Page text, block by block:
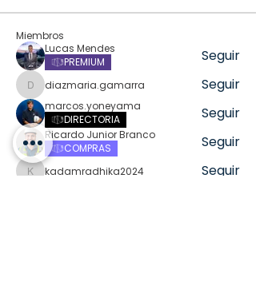
Miembros
Lucas Mendes
PREMIUM
Seguir
diazmaria.gamarra
diazmaria.gamarra Seguir
marcos.yoneyama
DIRECTORIA
Seguir
Ricardo Junior Branco
COMPRAS
Seguir
kadamradhika2024
kadamradhika2024
Seguir